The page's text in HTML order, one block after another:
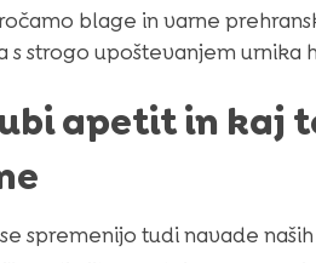
blage in varne
strogo upoštevanjem urnika
apetit in kaj
spremenijo tudi navade